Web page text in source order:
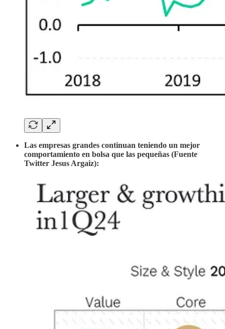
Las empresas grandes continuan teniendo un mejor
comportamiento en bolsa que las pequeñas (Fuente
Twitter Jesus Argaiz):